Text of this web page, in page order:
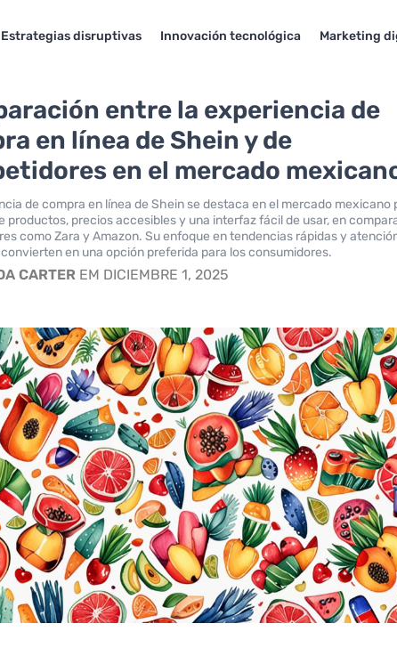
Estrategias disruptivas Innovación tecnológica Marketing
entre la experiencia de
en línea de Shein y de
en el mercado
de compra en línea de Shein se destaca en el mercado mexicano
productos, precios accesibles y una interfaz fácil de usar, en
como Zara y Amazon. Su enfoque en tendencias rápidas y
en una opción preferida para los consumidores.
CARTER EM DICIEMBRE 1, 2025